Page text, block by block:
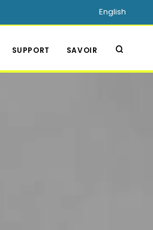
English
SUPPORT SAVOIR